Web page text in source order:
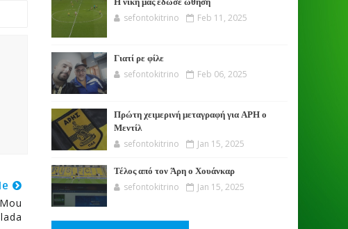
sefontokitrino Feb 11, 2025
Γιατί ρε φίλε
sefontokitrino Feb 06, 2025
Πρώτη χειμερινή μεταγραφή για ΑΡΗ ο
Μεντίλ
sefontokitrino Jan 15, 2025
Τέλος από τον Άρη ο Χουάνκαρ
sefontokitrino Jan 15, 2025